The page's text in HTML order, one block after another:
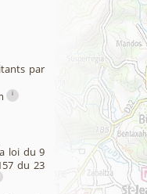
par
i
loi du 9
du 23